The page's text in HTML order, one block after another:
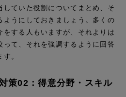
ていた役割についてまとめ、そ
ようにしておきましょう。多くの
する人もいますが、それよりは
って、それを強調するように回答
。
策02：得意分野・スキル